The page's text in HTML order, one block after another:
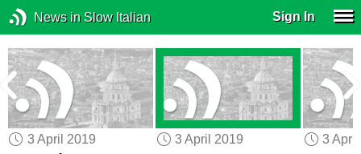
News in Slow Italian Sign In
3 April 2019
3 April 2019
3